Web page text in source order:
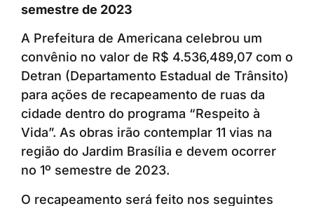
semestre de 2023
A Prefeitura de Americana celebrou um
convênio no valor de R$ 4.536,489,07 com o
Detran (Departamento Estadual de Trânsito)
para ações de recapeamento de ruas da
cidade dentro do programa “Respeito à
Vida”. As obras irão contemplar 11 vias na
região do Jardim Brasília e devem ocorrer
no 1º semestre de 2023.
O recapeamento será feito nos seguintes